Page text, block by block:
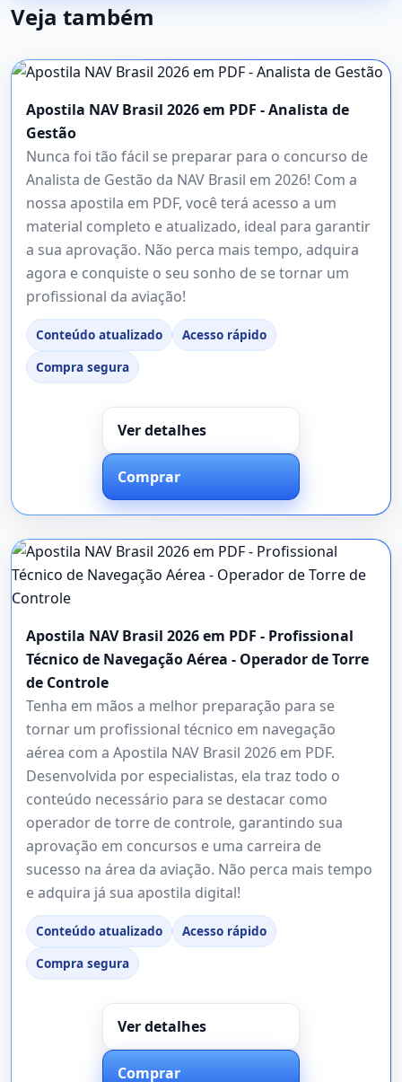
Veja também
Apostila NAV Brasil 2026 em PDF - Analista de
Gestão
Nunca foi tão fácil se preparar para o concurso de
Analista de Gestão da NAV Brasil em 2026! Com a
nossa apostila em PDF, você terá acesso a um
material completo e atualizado, ideal para garantir
a sua aprovação. Não perca mais tempo, adquira
agora e conquiste o seu sonho de se tornar um
profissional da aviação!
Conteúdo atualizado
Acesso rápido
Compra segura
Ver detalhes
Comprar
Apostila NAV Brasil 2026 em PDF - Profissional
Técnico de Navegação Aérea - Operador de Torre
de Controle
Tenha em mãos a melhor preparação para se
tornar um profissional técnico em navegação
aérea com a Apostila NAV Brasil 2026 em PDF.
Desenvolvida por especialistas, ela traz todo o
conteúdo necessário para se destacar como
operador de torre de controle, garantindo sua
aprovação em concursos e uma carreira de
sucesso na área da aviação. Não perca mais tempo
e adquira já sua apostila digital!
Conteúdo atualizado
Acesso rápido
Compra segura
Ver detalhes
Comprar